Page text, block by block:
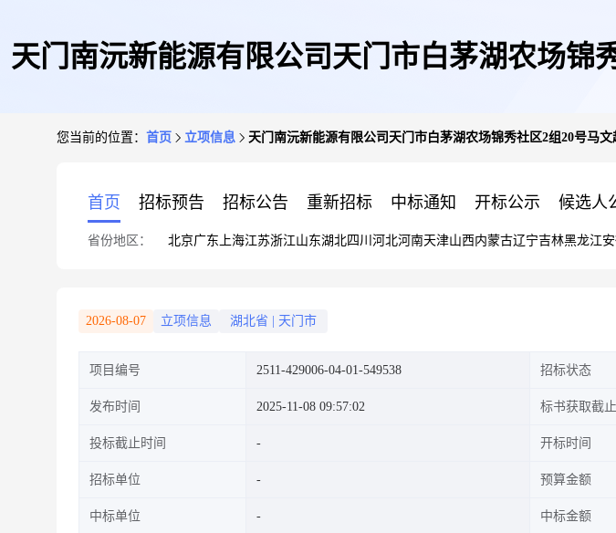
天门南沅新能源有限公司天门市白茅湖农场锦
您当前的位置： 首页 立项信息 天门南沅新能源有限公司天门市白茅湖农场锦秀社区2组20号马
首页 招标预告 招标公告 重新招标 中标通知 开标公示 候选人
省份地区： 北京广东 上海江苏浙江山东湖北四川 河北河南天津山西内蒙古辽宁吉林黑龙江
2026-08-07 立项信息 湖北省 天门市
项目编号 2511-429006-04-01-549538 招标状态
发布时间 2025-11-08 09:57:02 标书获取截
投标截止时间 开标时间
招标单位 预算金额
中标单位 中标金额